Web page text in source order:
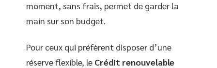
moment, sans frais, permet de garder la
main sur son budget.
Pour ceux qui préfèrent disposer d’une
réserve flexible, le Crédit renouvelable